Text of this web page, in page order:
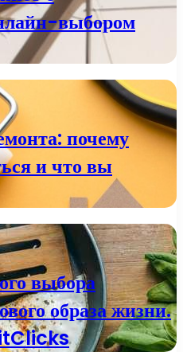
выбором
почему
и что вы
выбора
образа жизни.